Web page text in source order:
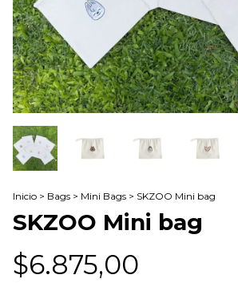
Inicio > Bags > Mini Bags > SKZOO Mini bag
SKZOO Mini bag
$6.875,00